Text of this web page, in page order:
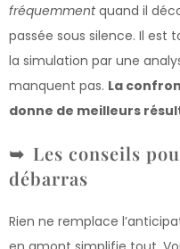
fréquemmentquand il
passée sous silence. Il
la simulation par une
manquent pas. La
donne de meilleurs
Les conseils
débarras
Rien ne remplace